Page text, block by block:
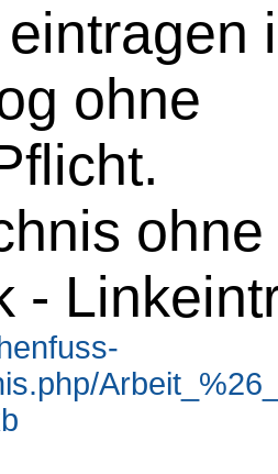
ohne
ohne
-